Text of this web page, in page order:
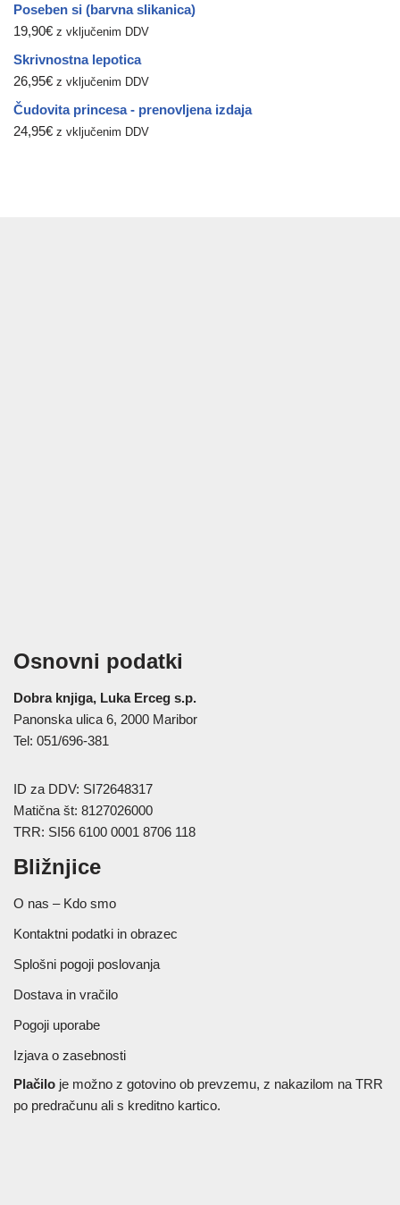
Poseben si (barvna slikanica)
19,90€ z vključenim DDV
Skrivnostna lepotica
26,95€ z vključenim DDV
Čudovita princesa - prenovljena izdaja
24,95€ z vključenim DDV
Osnovni podatki
Dobra knjiga, Luka Erceg s.p.
Panonska ulica 6, 2000 Maribor
Tel: 051/696-381
ID za DDV: SI72648317
Matična št: 8127026000
TRR: SI56 6100 0001 8706 118
Bližnjice
O nas – Kdo smo
Kontaktni podatki in obrazec
Splošni pogoji poslovanja
Dostava in vračilo
Pogoji uporabe
Izjava o zasebnosti
Plačilo je možno z gotovino ob prevzemu, z nakazilom na TRR
po predračunu ali s kreditno kartico.